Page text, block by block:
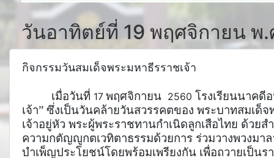
วันอาทิตย์ที่ 19 พฤศจิกายน พ
กิจกรรมวันสมเด็จพระมหาธีรราชเจ้า
เมื่อวันที่ 17 พฤศจิกายน 2560 โรงเรียนนาคดี
เจ้า” ซึ่งเป็นวันคล้ายวันสวรรคตของ พระบาทสมเด็
เจ้าอยู่หัว พระผู้พระราชทานกำเนิดลูกเสือไทย ด้ว
ความกตัญญูกตเวทิตาธรรมด้วยการ ร่วมวางพวงม
บำเพ็ญประโยชน์โดยพร้อมเพรียงกัน เพื่อถวายเป็น